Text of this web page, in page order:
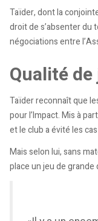
Taïder, dont la
droit de s’absenter du
négociations entre
Qualité
Taïder reconnaît que
pour l’Impact. Mis à
et le club a évité les
Mais selon lui, sans
place un jeu de grande